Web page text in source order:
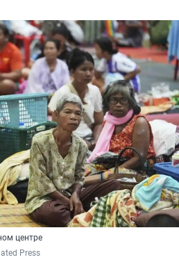
центре
Press